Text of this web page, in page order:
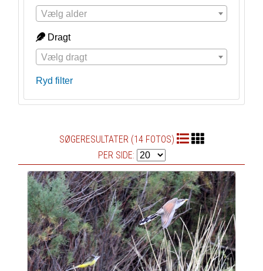
Vælg alder
Dragt
Vælg dragt
Ryd filter
SØGERESULTATER (14 FOTOS)
PER SIDE: